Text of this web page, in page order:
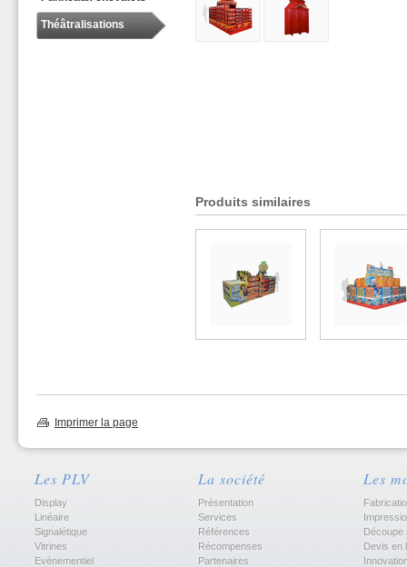
Théâtralisations
Produits similaires
Imprimer la page
Les PLV
Display
Linéaire
Signalétique
Vitrines
Evénementiel
La société
Présentation
Services
Références
Récompenses
Partenaires
Les
Découpe
Devis en